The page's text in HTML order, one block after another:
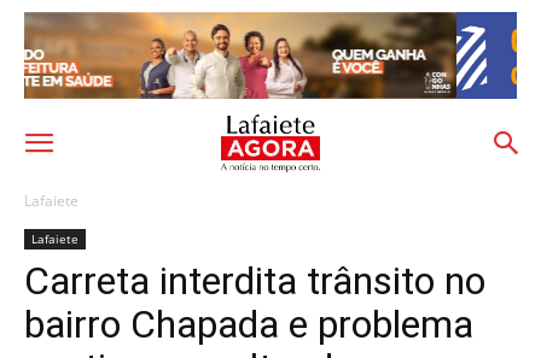
Lafaiete
Lafaiete
Carreta interdita trânsito no
bairro Chapada e problema